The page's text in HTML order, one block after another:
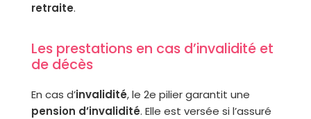
retraite.
Les prestations en cas d’invalidité et
de décès
En cas d’invalidité, le 2e pilier garantit une
pension d’invalidité. Elle est versée si l’assuré